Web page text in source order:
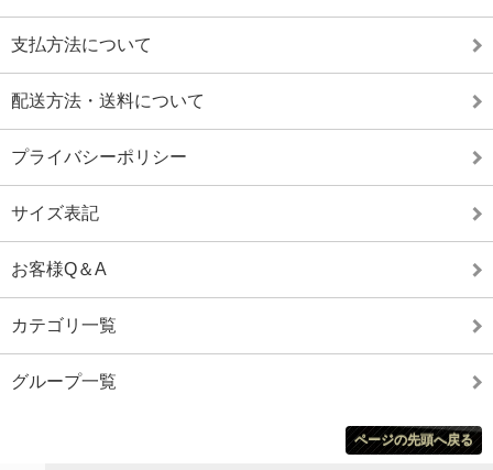
支払方法について
配送方法・送料について
プライバシーポリシー
サイズ表記
お客様Q＆A
カテゴリ一覧
グループ一覧
ページの先頭へ戻る